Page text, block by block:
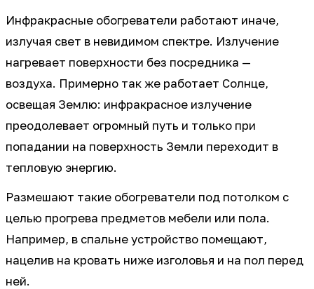
Инфракрасные обогреватели работают иначе,
излучая свет в невидимом спектре. Излучение
нагревает поверхности без посредника —
воздуха. Примерно так же работает Солнце,
освещая Землю: инфракрасное излучение
преодолевает огромный путь и только при
попадании на поверхность Земли переходит в
тепловую энергию.
Размешают такие обогреватели под потолком с
целью прогрева предметов мебели или пола.
Например, в спальне устройство помещают,
нацелив на кровать ниже изголовья и на пол перед
ней.